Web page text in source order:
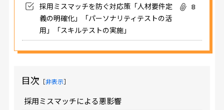
採用ミスマッチを防ぐ対応策「人材要件定
義の明確化」「パーソナリティテストの活
用」「スキルテストの実施」
8
目次 ［非表示］
採用ミスマッチによる悪影響